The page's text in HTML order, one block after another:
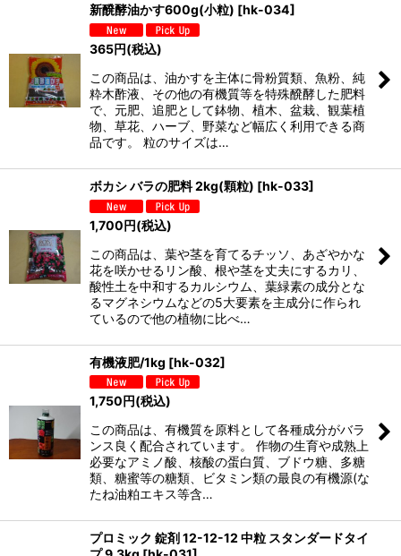
新醗酵油かす600g(小粒) [hk-034]
365円(税込)
この商品は、油かすを主体に骨粉質類、魚粉、純
粋木酢液、その他の有機質等を特殊醗酵した肥料
で、元肥、追肥として鉢物、植木、盆栽、観葉植
物、草花、ハーブ、野菜など幅広く利用できる商
品です。 粒のサイズは…
ボカシ バラの肥料 2kg(顆粒) [hk-033]
1,700円(税込)
この商品は、葉や茎を育てるチッソ、あざやかな
花を咲かせるリン酸、根や茎を丈夫にするカリ、
酸性土を中和するカルシウム、葉緑素の成分とな
るマグネシウムなどの5大要素を主成分に作られ
ているので他の植物に比べ…
有機液肥/1kg [hk-032]
1,750円(税込)
この商品は、有機質を原料として各種成分がバラ
ンス良く配合されています。 作物の生育や成熟上
必要なアミノ酸、核酸の蛋白質、ブドウ糖、多糖
類、糖蜜等の糖類、ビタミン類の最良の有機源(な
たね油粕エキス等含…
プロミック 錠剤 12-12-12 中粒 スタンダードタイ